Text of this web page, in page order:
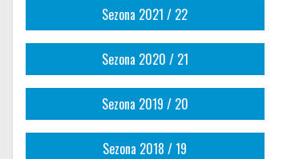
Sezona 2021 / 22
Sezona 2020 / 21
Sezona 2019 / 20
Sezona 2018 / 19